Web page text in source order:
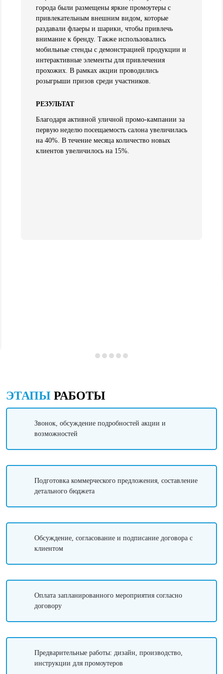
города были размещены яркие промоутеры с
привлекательным внешним видом, которые
раздавали флаеры и шарики, чтобы привлечь
внимание к бренду. Также использовались
мобильные стенды с демонстрацией продукции и
интерактивные элементы для привлечения
прохожих. В рамках акции проводились
розыгрыши призов среди участников.
РЕЗУЛЬТАТ
Благодаря активной уличной промо-кампании за
первую неделю посещаемость салона увеличилась
на 40%. В течение месяца количество новых
клиентов увеличилось на 15%.
ЭТАПЫ РАБОТЫ
Звонок, обсуждение подробностей акции и
возможностей
Подготовка коммерческого предложения, составление
детального бюджета
Обсуждение, согласование и подписание договора с
клиентом
Оплата запланированного мероприятия согласно
договору
Предварительные работы: дизайн, производство,
инструкции для промоутеров